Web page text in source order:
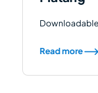
Read more